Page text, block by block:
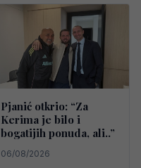
Pjanić otkrio: “Za
Kerima je bilo i
bogatijih ponuda, ali..”
06/08/2026